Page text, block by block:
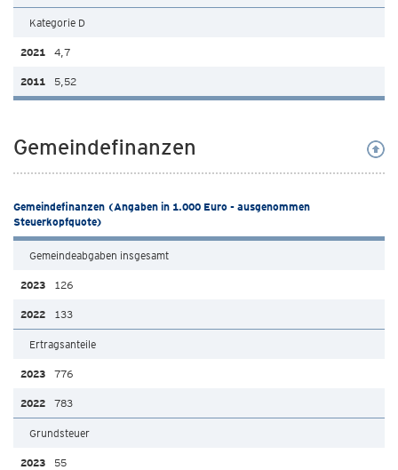
Kategorie D
4,7
5,52
Gemeindefinanzen
Gemeindefinanzen (Angaben in 1.000 Euro - ausgenommen
Steuerkopfquote)
Gemeindeabgaben insgesamt
126
133
Ertragsanteile
776
783
Grundsteuer
55